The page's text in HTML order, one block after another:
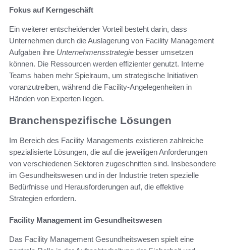
Fokus auf Kerngeschäft
Ein weiterer entscheidender Vorteil besteht darin, dass
Unternehmen durch die Auslagerung von Facility Management
Aufgaben ihre Unternehmensstrategie besser umsetzen
können. Die Ressourcen werden effizienter genutzt. Interne
Teams haben mehr Spielraum, um strategische Initiativen
voranzutreiben, während die Facility-Angelegenheiten in
Händen von Experten liegen.
Branchenspezifische Lösungen
Im Bereich des Facility Managements existieren zahlreiche
spezialisierte Lösungen, die auf die jeweiligen Anforderungen
von verschiedenen Sektoren zugeschnitten sind. Insbesondere
im Gesundheitswesen und in der Industrie treten spezielle
Bedürfnisse und Herausforderungen auf, die effektive
Strategien erfordern.
Facility Management im Gesundheitswesen
Das Facility Management Gesundheitswesen spielt eine